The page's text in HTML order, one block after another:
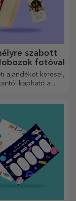
szabott
fotóval
ajándékot keresel,
kapható a